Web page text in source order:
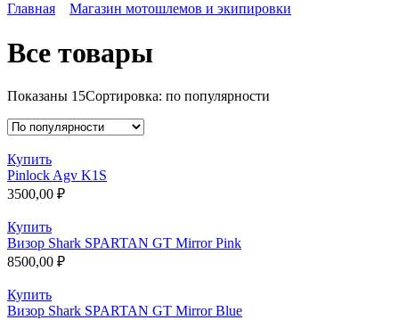
Главная
Магазин мотошлемов и экипировки
Все товары
Показаны 15Сортировка: по популярности
Купить
Pinlock Agv K1S
3500,00 ₽
Купить
Визор Shark SPARTAN GT Mirror Pink
8500,00 ₽
Купить
Визор Shark SPARTAN GT Mirror Blue